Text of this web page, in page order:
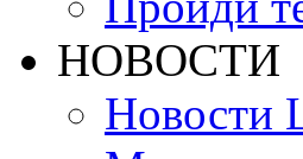
НОВОСТИ
Новости